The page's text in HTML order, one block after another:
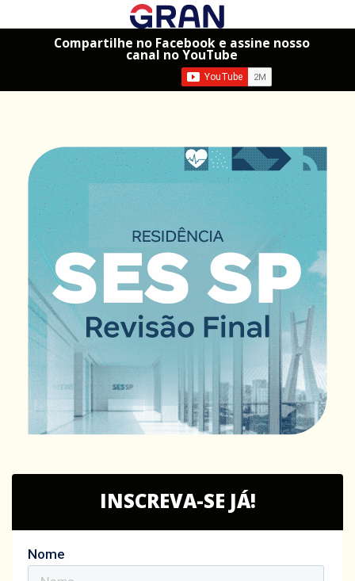
Compartilhe no Facebook e assine nosso
canal no YouTube
INSCREVA-SE JÁ!